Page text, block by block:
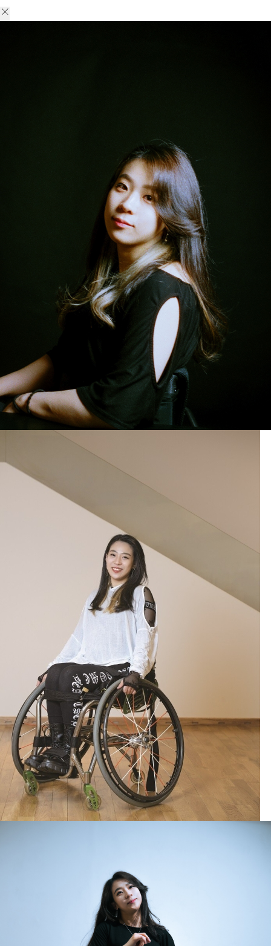
(주)파라스타엔터테인먼트
대표이사 : 차해리사업자등록번호 : 641-81-02021
주소 : 서울시 강남구 논현동 212-21 조이빌딩 6층
대표번호 : 02-1877-8705
PARASTAR Entertainment.co., All Rigths Reserved.